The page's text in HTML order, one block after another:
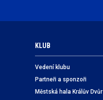
KLUB
Vedení klubu
Partneři a sponzoři
Městská hala Králův Dvůr